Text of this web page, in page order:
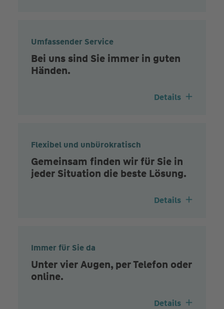
Umfassender Service
Bei uns sind Sie immer in guten
Händen.
Details
Flexibel und unbürokratisch
Gemeinsam finden wir für Sie in
jeder Situation die beste Lösung.
Details
Immer für Sie da
Unter vier Augen, per Telefon oder
online.
Details